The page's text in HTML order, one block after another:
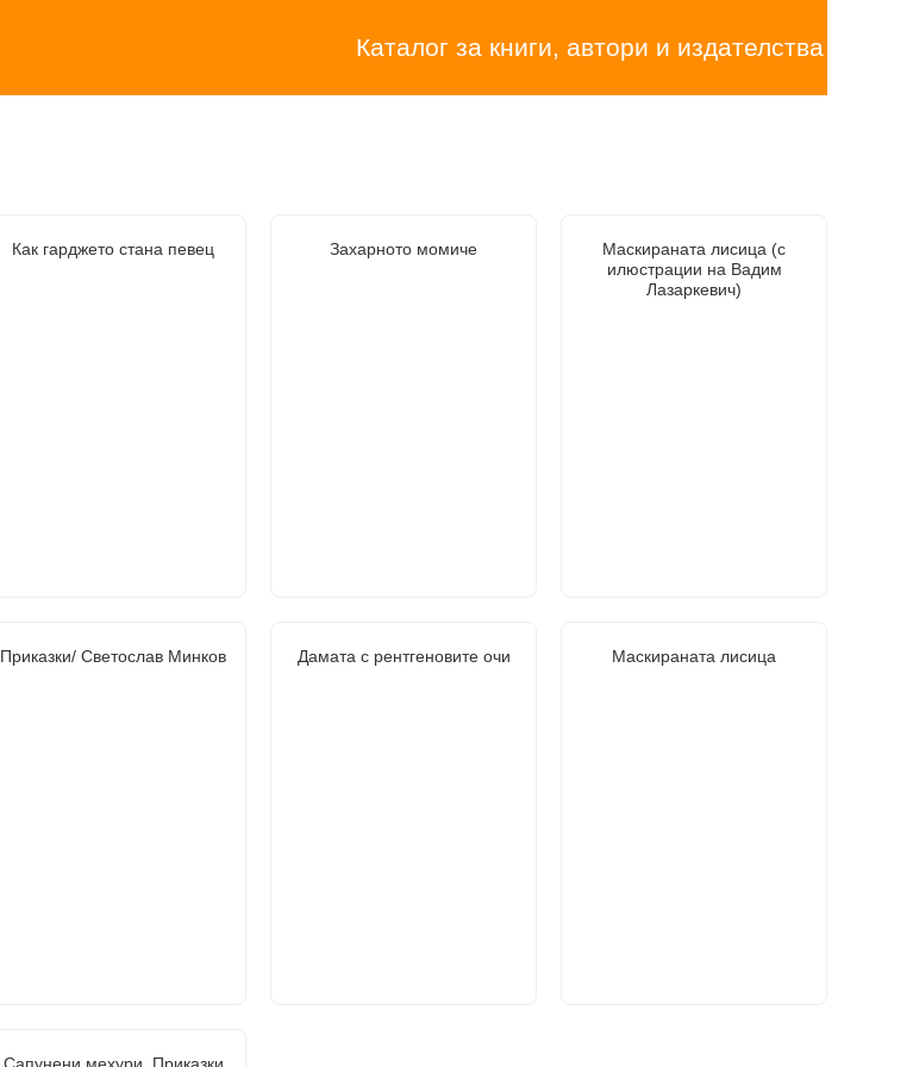
Каталог за книги, автори и издателства
Как гарджето стана певец Захарното момиче
Маскираната лисица (с
илюстрации на Вадим
Лазаркевич)
Приказки/ Светослав Минков Дамата с рентгеновите очи Маскираната лисица